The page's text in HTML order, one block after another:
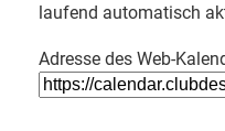
laufend automatisch
Adresse des Web-